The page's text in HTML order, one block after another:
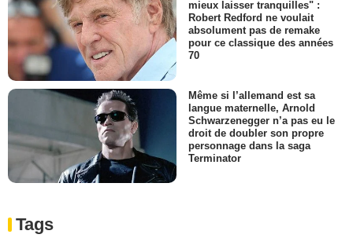
mieux laisser tranquilles" :
Robert Redford ne voulait
absolument pas de remake
pour ce classique des années
70
Même si l’allemand est sa
langue maternelle, Arnold
Schwarzenegger n’a pas eu le
droit de doubler son propre
personnage dans la saga
Terminator
Tags